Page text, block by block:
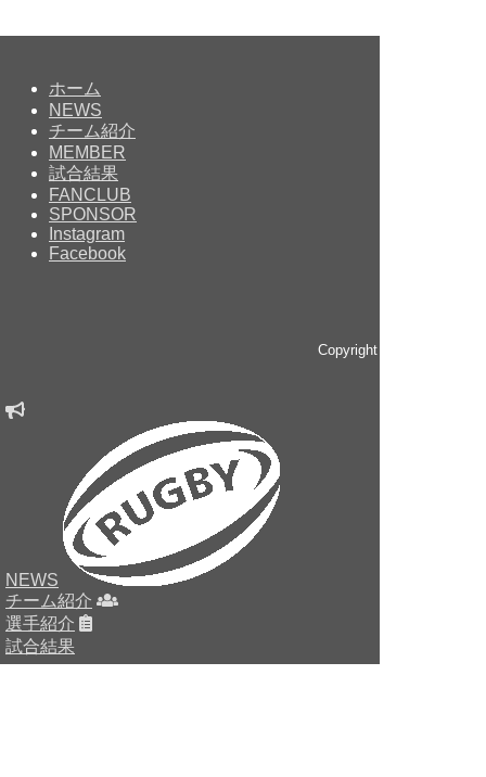
ホーム
NEWS
チーム紹介
MEMBER
試合結果
FANCLUB
SPONSOR
Instagram
Facebook
Copyright © since 2014
NEWS
チーム紹介
選手紹介
試合結果